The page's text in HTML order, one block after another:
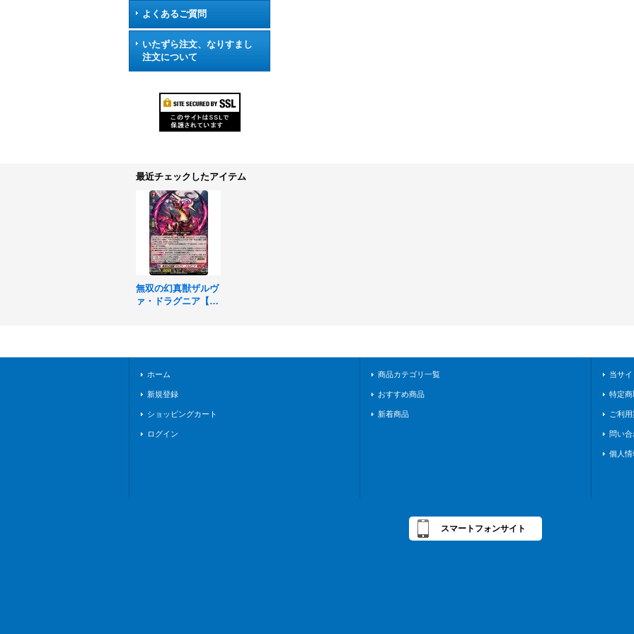
よくあるご質問
いたずら注文、なりすまし
注文について
最近チェックしたアイテム
無双の幻真獣ザルヴ
ァ・ドラグニア【R
ホーム
新規登録
ショッピングカート
ログイン
商品カテゴリ一覧
おすすめ商品
新着商品
当サ
特定
ご利
問い合
個人
スマートフォンサイト